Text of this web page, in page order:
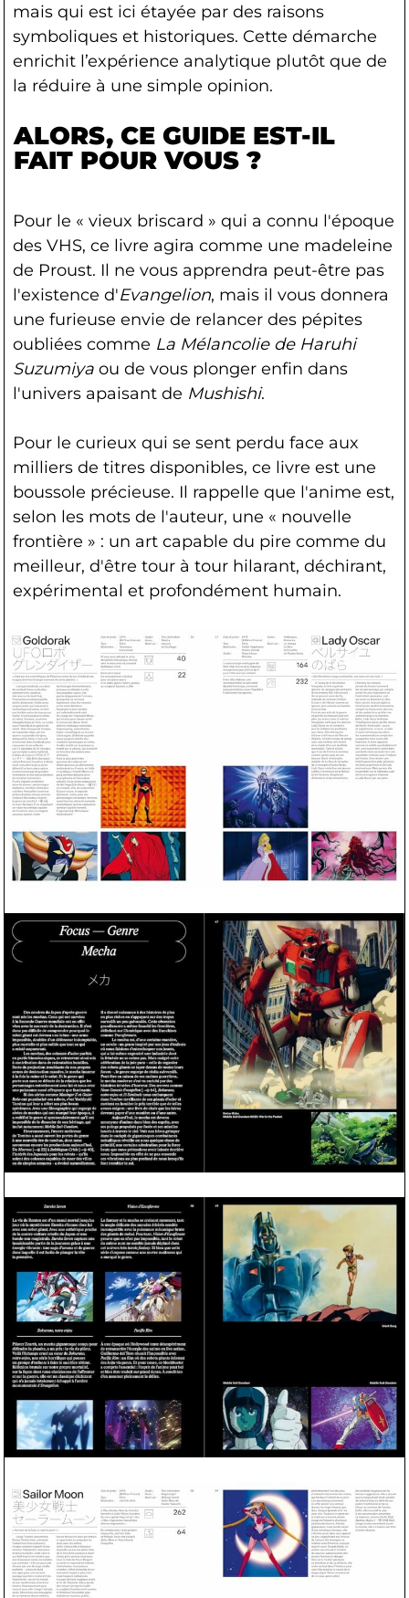
mais qui est ici étayée par des raisons
symboliques et historiques. Cette démarche
enrichit l’expérience analytique plutôt que de
la réduire à une simple opinion.
ALORS, CE GUIDE EST-IL
FAIT POUR VOUS ?
Pour le « vieux briscard » qui a connu l'époque
des VHS, ce livre agira comme une madeleine
de Proust. Il ne vous apprendra peut-être pas
l'existence d'Evangelion, mais il vous donnera
une furieuse envie de relancer des pépites
oubliées comme La Mélancolie de Haruhi
Suzumiya ou de vous plonger enfin dans
l'univers apaisant de Mushishi.
Pour le curieux qui se sent perdu face aux
milliers de titres disponibles, ce livre est une
boussole précieuse. Il rappelle que l'anime est,
selon les mots de l'auteur, une « nouvelle
frontière » : un art capable du pire comme du
meilleur, d'être tour à tour hilarant, déchirant,
expérimental et profondément humain.